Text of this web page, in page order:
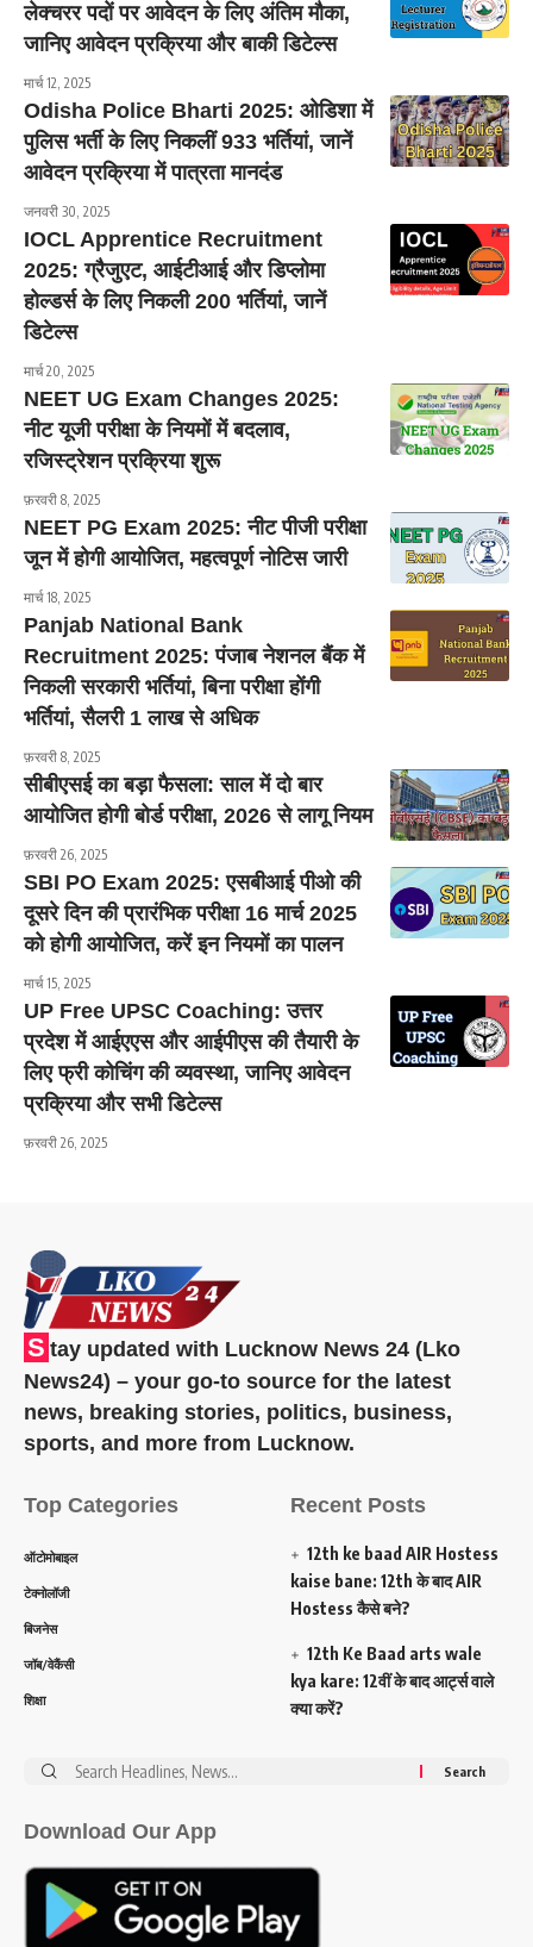
लेक्चरर पदों पर आवेदन के लिए अंतिम मौका,
जानिए आवेदन प्रक्रिया और बाकी डिटेल्स
मार्च 12, 2025
Odisha Police Bharti 2025: ओडिशा में
पुलिस भर्ती के लिए निकलीं 933 भर्तियां, जानें
आवेदन प्रक्रिया में पात्रता मानदंड
जनवरी 30, 2025
IOCL Apprentice Recruitment
2025: ग्रैजुएट, आईटीआई और डिप्लोमा
होल्डर्स के लिए निकली 200 भर्तियां, जानें
डिटेल्स
मार्च 20, 2025
NEET UG Exam Changes 2025:
नीट यूजी परीक्षा के नियमों में बदलाव,
रजिस्ट्रेशन प्रक्रिया शुरू
फ़रवरी 8, 2025
NEET PG Exam 2025: नीट पीजी परीक्षा
जून में होगी आयोजित, महत्वपूर्ण नोटिस जारी
मार्च 18, 2025
Panjab National Bank
Recruitment 2025: पंजाब नेशनल बैंक में
निकली सरकारी भर्तियां, बिना परीक्षा होंगी
भर्तियां, सैलरी 1 लाख से अधिक
फ़रवरी 8, 2025
सीबीएसई का बड़ा फैसला: साल में दो बार
आयोजित होगी बोर्ड परीक्षा, 2026 से लागू नियम
फ़रवरी 26, 2025
SBI PO Exam 2025: एसबीआई पीओ की
दूसरे दिन की प्रारंभिक परीक्षा 16 मार्च 2025
को होगी आयोजित, करें इन नियमों का पालन
मार्च 15, 2025
UP Free UPSC Coaching: उत्तर
प्रदेश में आईएएस और आईपीएस की तैयारी के
लिए फ्री कोचिंग की व्यवस्था, जानिए आवेदन
प्रक्रिया और सभी डिटेल्स
फ़रवरी 26, 2025
S tay updated with Lucknow News 24 (Lko
News24) – your go-to source for the latest
news, breaking stories, politics, business,
sports, and more from Lucknow.
Top Categories
ऑटोमोबाइल
टेक्नोलॉजी
बिजनेस
जॉब/वेकैंसी
शिक्षा
Recent Posts
12th ke baad AIR Hostess
kaise bane: 12th के बाद AIR
Hostess कैसे बने?
12th Ke Baad arts wale
kya kare: 12वीं के बाद आर्ट्स वाले
क्या करें?
Search
Download Our App